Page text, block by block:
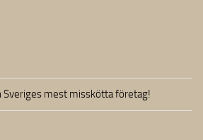
mest misskötta företag!